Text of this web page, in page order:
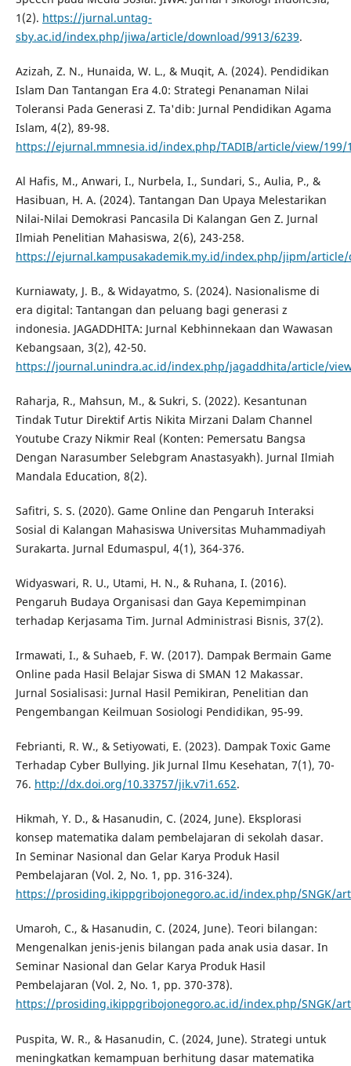
1(2). https://jurnal.untag-
sby.ac.id/index.php/jiwa/article/download/9913/6239.
Azizah, Z. N., Hunaida, W. L., & Muqit, A. (2024). Pendidikan
Islam Dan Tantangan Era 4.0: Strategi Penanaman Nilai
Toleransi Pada Generasi Z. Ta'dib: Jurnal Pendidikan Agama
Islam, 4(2), 89-98.
https://ejurnal.mmnesia.id/index.php/TADIB/article/view/199/
Al Hafis, M., Anwari, I., Nurbela, I., Sundari, S., Aulia, P., &
Hasibuan, H. A. (2024). Tantangan Dan Upaya Melestarikan
Nilai-Nilai Demokrasi Pancasila Di Kalangan Gen Z. Jurnal
Ilmiah Penelitian Mahasiswa, 2(6), 243-258.
https://ejurnal.kampusakademik.my.id/index.php/jipm/
Kurniawaty, J. B., & Widayatmo, S. (2024). Nasionalisme di
era digital: Tantangan dan peluang bagi generasi z
indonesia. JAGADDHITA: Jurnal Kebhinnekaan dan Wawasan
Kebangsaan, 3(2), 42-50.
https://journal.unindra.ac.id/index.php/jagaddhita/article/
Raharja, R., Mahsun, M., & Sukri, S. (2022). Kesantunan
Tindak Tutur Direktif Artis Nikita Mirzani Dalam Channel
Youtube Crazy Nikmir Real (Konten: Pemersatu Bangsa
Dengan Narasumber Selebgram Anastasyakh). Jurnal Ilmiah
Mandala Education, 8(2).
Safitri, S. S. (2020). Game Online dan Pengaruh Interaksi
Sosial di Kalangan Mahasiswa Universitas Muhammadiyah
Surakarta. Jurnal Edumaspul, 4(1), 364-376.
Widyaswari, R. U., Utami, H. N., & Ruhana, I. (2016).
Pengaruh Budaya Organisasi dan Gaya Kepemimpinan
terhadap Kerjasama Tim. Jurnal Administrasi Bisnis, 37(2).
Irmawati, I., & Suhaeb, F. W. (2017). Dampak Bermain Game
Online pada Hasil Belajar Siswa di SMAN 12 Makassar.
Jurnal Sosialisasi: Jurnal Hasil Pemikiran, Penelitian dan
Pengembangan Keilmuan Sosiologi Pendidikan, 95-99.
Febrianti, R. W., & Setiyowati, E. (2023). Dampak Toxic Game
Terhadap Cyber Bullying. Jik Jurnal Ilmu Kesehatan, 7(1), 70-
76. http://dx.doi.org/10.33757/jik.v7i1.652.
Hikmah, Y. D., & Hasanudin, C. (2024, June). Eksplorasi
konsep matematika dalam pembelajaran di sekolah dasar.
In Seminar Nasional dan Gelar Karya Produk Hasil
Pembelajaran (Vol. 2, No. 1, pp. 316-324).
https://prosiding.ikippgribojonegoro.ac.id/index.php/SNGK/
Umaroh, C., & Hasanudin, C. (2024, June). Teori bilangan:
Mengenalkan jenis-jenis bilangan pada anak usia dasar. In
Seminar Nasional dan Gelar Karya Produk Hasil
Pembelajaran (Vol. 2, No. 1, pp. 370-378).
https://prosiding.ikippgribojonegoro.ac.id/index.php/SNGK/
Puspita, W. R., & Hasanudin, C. (2024, June). Strategi untuk
meningkatkan kemampuan berhitung dasar matematika